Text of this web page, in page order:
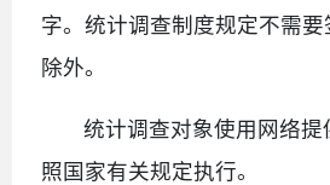
字。统计调查制度规定不需
除外。
统计调查对象使用网络
照国家有关规定执行。